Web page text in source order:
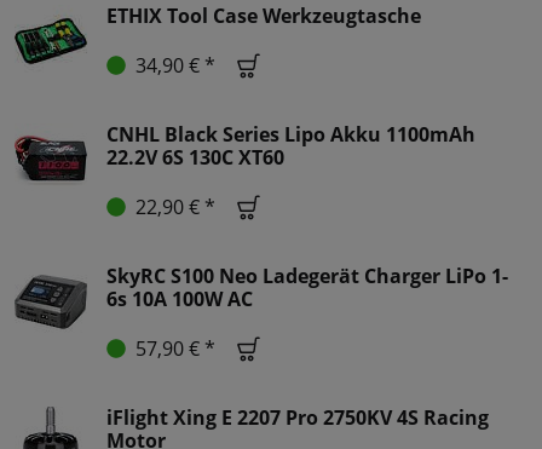
ETHIX Tool Case Werkzeugtasche
34,90 € *
CNHL Black Series Lipo Akku 1100mAh
22.2V 6S 130C XT60
22,90 € *
SkyRC S100 Neo Ladegerät Charger LiPo 1-
6s 10A 100W AC
57,90 € *
iFlight Xing E 2207 Pro 2750KV 4S Racing
Motor